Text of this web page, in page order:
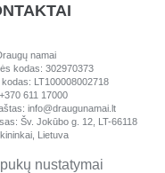
namai
kodas: 302970373
kodas: LT100008002718
611 17000
info@draugunamai.lt
Šv. Jokūbo g. 12, LT-66118
Lietuva
nustatymai